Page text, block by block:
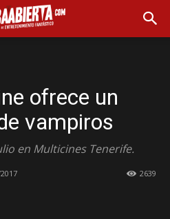
ofrece un
vampiros
en Multicines Tenerife.
2639